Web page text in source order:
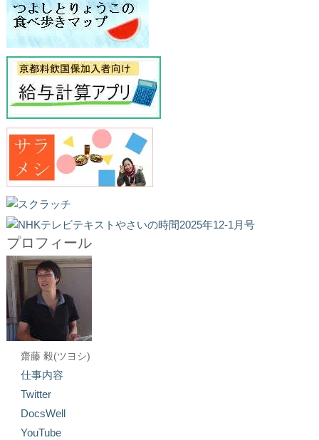
プロフィール
齋藤 毅(ツヨシ)
仕事内容
Twitter
DocsWell
YouTube